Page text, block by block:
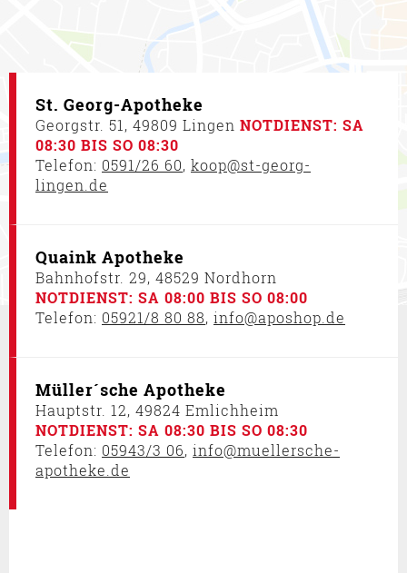
An dieser Stelle erscheint eine Karte. Wenn
Betreiber des Kartendienstes gesendet und
Cookies durch den Betreiber gesetzt. Daher ist
es möglich, dass der Anbieter Ihre Zugriffe
speichert und Ihr Verhalten analysieren kann.
Unter:https://policies.google.com/privacy
St. Georg-Apotheke
Georgstr. 51, 49809 Lingen NOTDIENST: SA
08:30 BIS SO 08:30
Telefon: 0591/26 60, koop@st-georg-
lingen.de
Quaink Apotheke
Bahnhofstr. 29, 48529 Nordhorn
NOTDIENST: SA 08:00 BIS SO 08:00
Telefon: 05921/8 80 88, info@aposhop.de
Müller´sche Apotheke
Hauptstr. 12, 49824 Emlichheim
NOTDIENST: SA 08:30 BIS SO 08:30
Telefon: 05943/3 06, info@muellersche-
apotheke.de